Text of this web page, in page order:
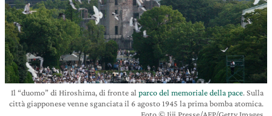
Il “duomo” di Hiroshima, di fronte al parco del memoriale della pace. Sulla
città giapponese venne sganciata il 6 agosto 1945 la prima bomba atomica.